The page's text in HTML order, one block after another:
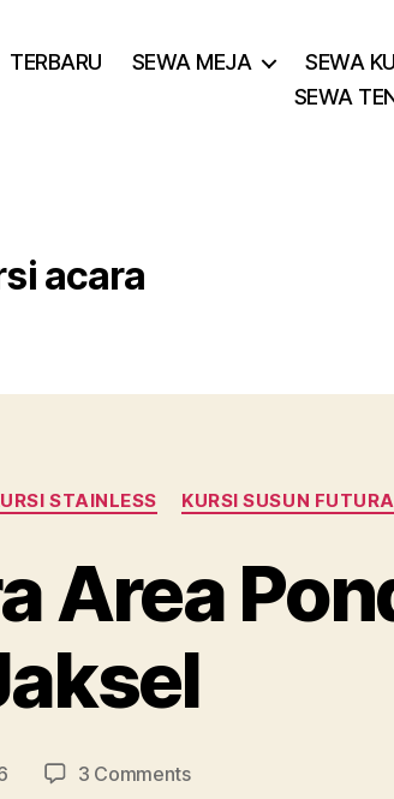
TERBARU SEWA MEJA SEWA
SEWA
acara
STAINLESS KURSI SUSUN FUTURA
Area
3 Commentson